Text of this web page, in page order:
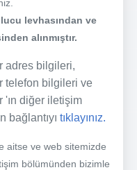
levhasından ve
alınmıştır.
adres bilgileri,
telefon bilgileri ve
'ın diğer iletişim
bağlantıyı tıklayınız.
aitse ve web sitemizde
bölümünden bizimle